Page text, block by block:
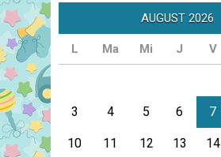
AUGUST 2026
L Ma Mi J V
3 4 5 6 7
10 11 12 13 14